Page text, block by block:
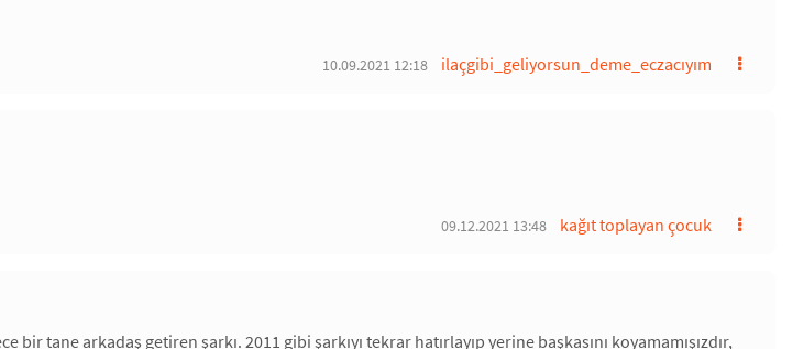
ilaçgibi_geliyorsun_deme_eczacıyım
10.09.2021 12:18
kağıt toplayan çocuk
09.12.2021 13:48
bir tane arkadaş getiren şarkı. 2011 gibi şarkıyı tekrar hatırlayıp yerine başkasını koyamamışızdır,